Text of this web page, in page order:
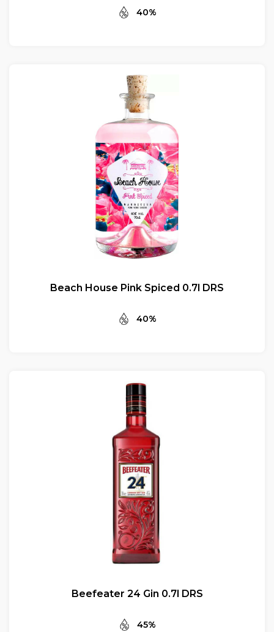
40%
Beach House Pink Spiced 0.7l DRS
40%
Beefeater 24 Gin 0.7l DRS
45%